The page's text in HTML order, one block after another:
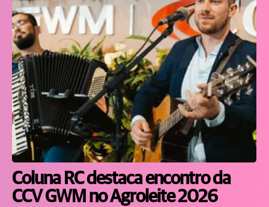
Coluna RC destaca encontro da
CCV GWM no Agroleite 2026